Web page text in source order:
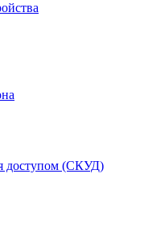
доступом (СКУД)